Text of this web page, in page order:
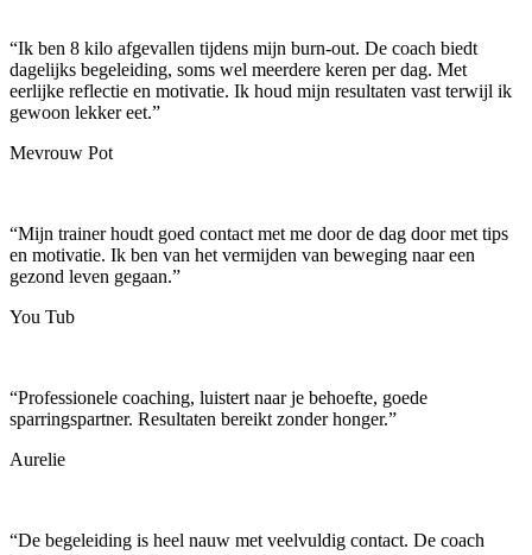
“Ik ben 8 kilo afgevallen tijdens mijn burn-out. De coach biedt
dagelijks begeleiding, soms wel meerdere keren per dag. Met
eerlijke reflectie en motivatie. Ik houd mijn resultaten vast terwijl ik
gewoon lekker eet.”
Mevrouw Pot
“Mijn trainer houdt goed contact met me door de dag door met tips
en motivatie. Ik ben van het vermijden van beweging naar een
gezond leven gegaan.”
You Tub
“Professionele coaching, luistert naar je behoefte, goede
sparringspartner. Resultaten bereikt zonder honger.”
Aurelie
“De begeleiding is heel nauw met veelvuldig contact. De coach